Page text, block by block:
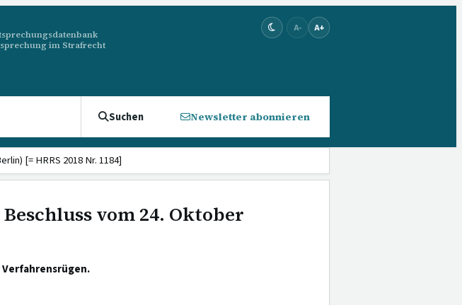
im Strafrecht
A- A+
Suchen Newsletter abonnieren
[= HRRS 2018 Nr. 1184]
Beschluss vom 24. Oktober